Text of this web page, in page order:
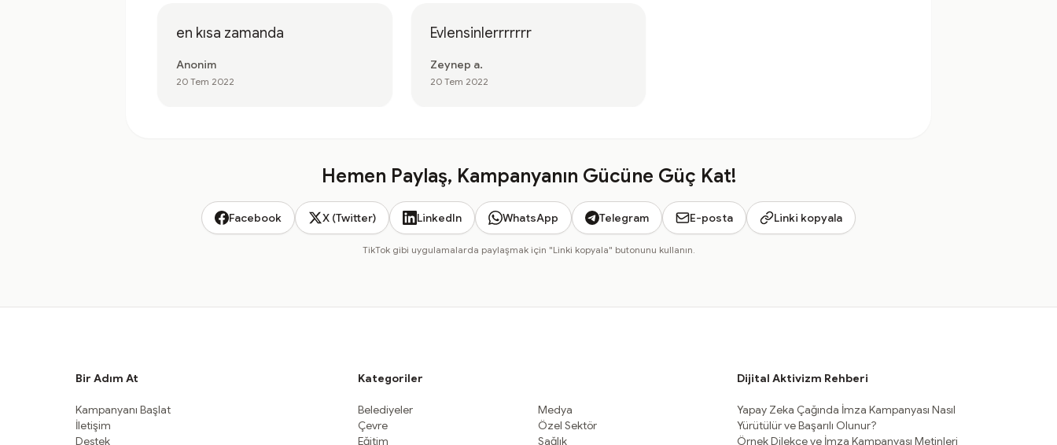
en kısa zamanda
Anonim
20 Tem 2022
Evlensinlerrrrrrr
Zeynep a.
20 Tem 2022
Hemen Paylaş, Kampanyanın Gücüne Güç Kat!
Facebook X (Twitter) LinkedIn WhatsApp Telegram E-posta Linki kopyala
TikTok gibi uygulamalarda paylaşmak için "Linki kopyala" butonunu kullanın.
Bir Adım At
Kampanyanı Başlat
İletişim
Destek
Kategoriler
Belediyeler
Çevre
Eğitim
Medya
Özel Sektör
Sağlık
Dijital Aktivizm Rehberi
Yapay Zeka Çağında İmza Kampanyası Nasıl
Yürütülür ve Başarılı Olunur?
Örnek Dilekçe ve İmza Kampanyası Metinleri